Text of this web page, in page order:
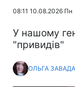
08:11 10.08.2026 Пн
У нашому
"привидів"
ОЛЬГА ЗАВАДА